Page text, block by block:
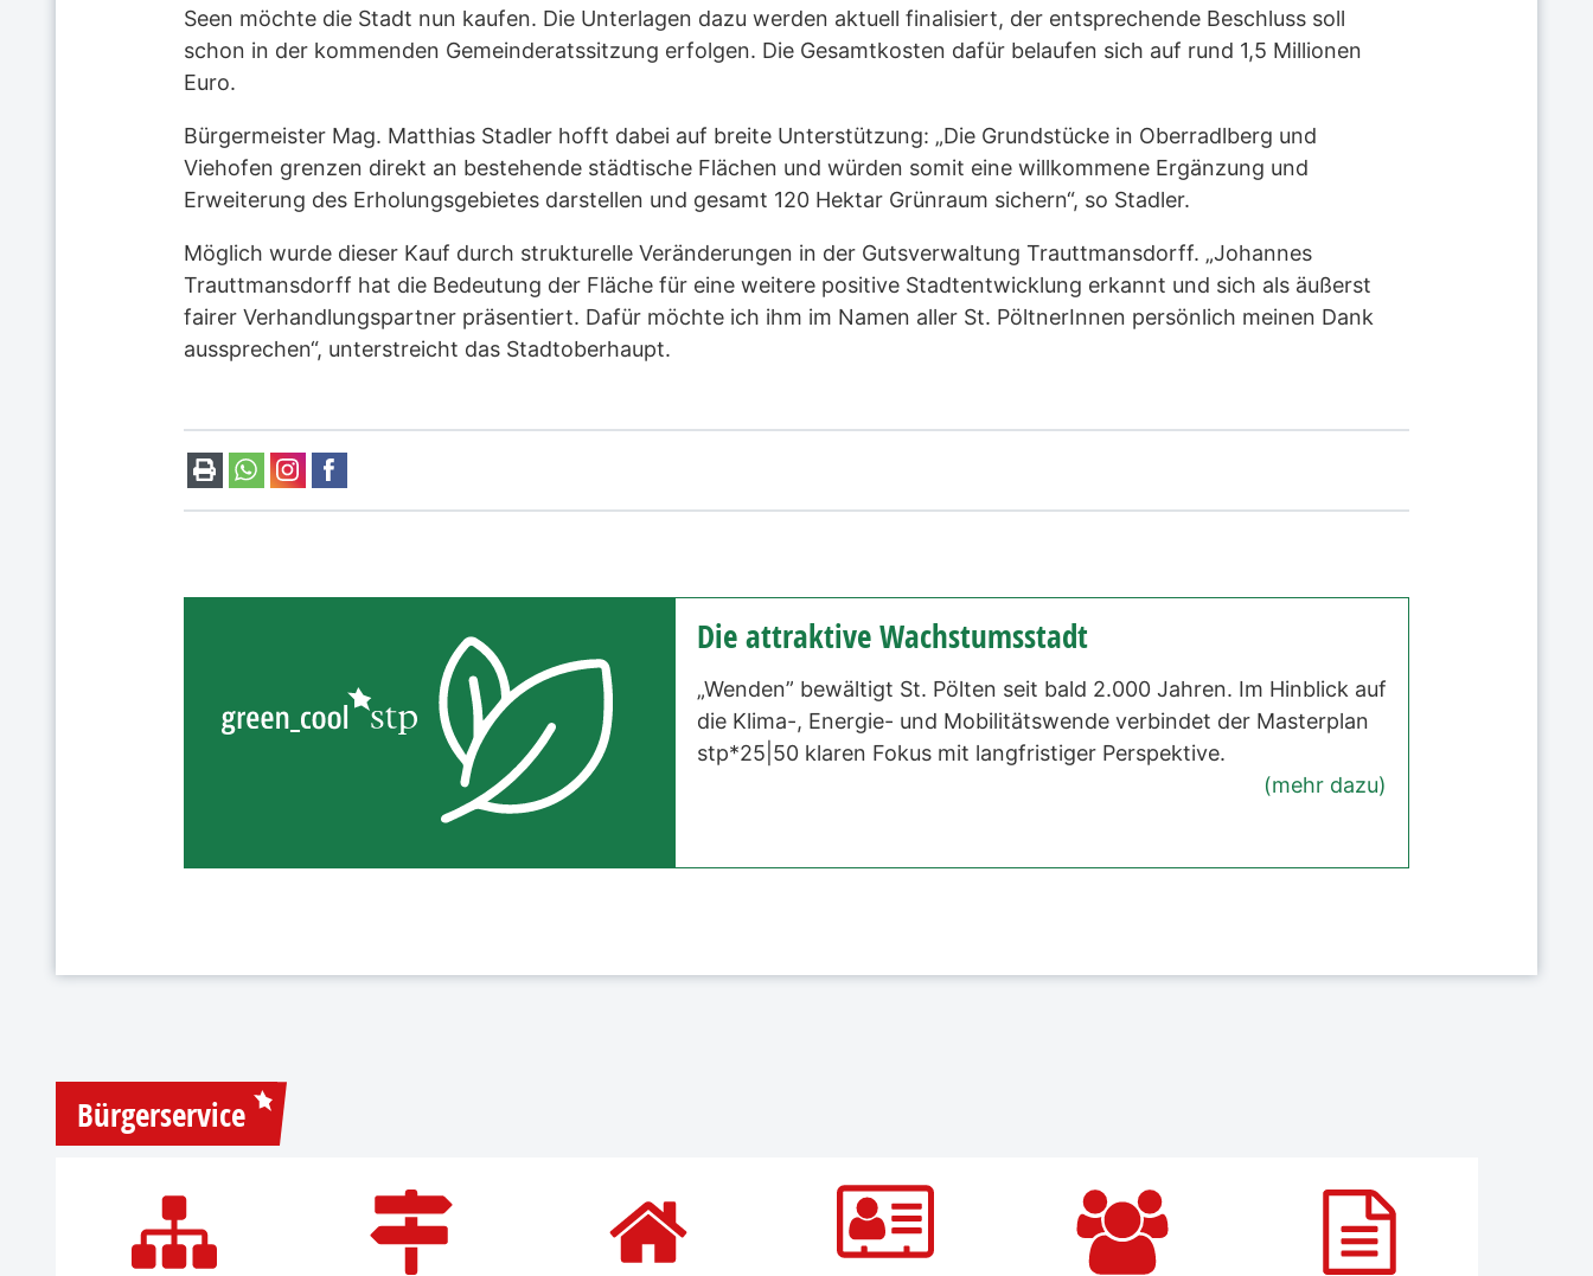
Seen möchte die Stadt nun kaufen. Die Unterlagen dazu werden aktuell finalisiert, der entsprechende Beschluss soll
schon in der kommenden Gemeinderatssitzung erfolgen. Die Gesamtkosten dafür belaufen sich auf rund 1,5 Millionen
Euro.
Bürgermeister Mag. Matthias Stadler hofft dabei auf breite Unterstützung: „Die Grundstücke in Oberradlberg und
Viehofen grenzen direkt an bestehende städtische Flächen und würden somit eine willkommene Ergänzung und
Erweiterung des Erholungsgebietes darstellen und gesamt 120 Hektar Grünraum sichern“, so Stadler.
Möglich wurde dieser Kauf durch strukturelle Veränderungen in der Gutsverwaltung Trauttmansdorff. „Johannes
Trauttmansdorff hat die Bedeutung der Fläche für eine weitere positive Stadtentwicklung erkannt und sich als äußerst
fairer Verhandlungspartner präsentiert. Dafür möchte ich ihm im Namen aller St. PöltnerInnen persönlich meinen Dank
aussprechen“, unterstreicht das Stadtoberhaupt.
Die attraktive Wachstumsstadt
„Wenden” bewältigt St. Pölten seit bald 2.000 Jahren. Im Hinblick auf
die Klima-, Energie- und Mobilitätswende verbindet der Masterplan
stp*25|50 klaren Fokus mit langfristiger Perspektive.
(mehr dazu)
Bürgerservice